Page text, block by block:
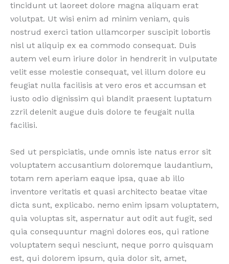
tincidunt ut laoreet dolore magna aliquam erat
volutpat. Ut wisi enim ad minim veniam, quis
nostrud exerci tation ullamcorper suscipit lobortis
nisl ut aliquip ex ea commodo consequat. Duis
autem vel eum iriure dolor in hendrerit in vulputate
velit esse molestie consequat, vel illum dolore eu
feugiat nulla facilisis at vero eros et accumsan et
iusto odio dignissim qui blandit praesent luptatum
zzril delenit augue duis dolore te feugait nulla
facilisi.
Sed ut perspiciatis, unde omnis iste natus error sit
voluptatem accusantium doloremque laudantium,
totam rem aperiam eaque ipsa, quae ab illo
inventore veritatis et quasi architecto beatae vitae
dicta sunt, explicabo. nemo enim ipsam voluptatem,
quia voluptas sit, aspernatur aut odit aut fugit, sed
quia consequuntur magni dolores eos, qui ratione
voluptatem sequi nesciunt, neque porro quisquam
est, qui dolorem ipsum, quia dolor sit, amet,